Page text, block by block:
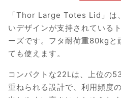
「Thor Large Totes Lid」は
いデザインが支持されている
ーズです。フタ耐荷重80kgと
ても使えます。
コンパクトな22Lは、上位の
重ねられる設計で、利用頻度